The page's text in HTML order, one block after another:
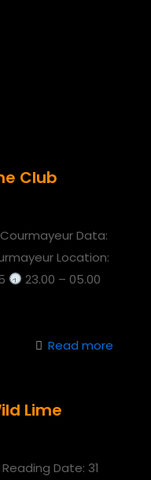
Club
Data:
Location:
23.00 – 05.00
Read more
Lime
Date: 31